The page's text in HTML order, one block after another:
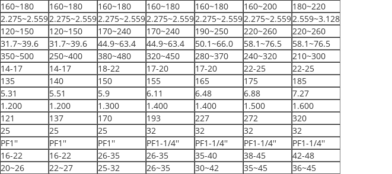
160~180 160~180 160~180 160~180 160~180 160~200
180~220
2.275~2.5592.275~2.5592.275~2.5592.275~2.5592.275~2.5592.275~2.5592.559~3.128
120~150 120~150 170~240 170~240 190~250 220~260
220~260
31.7~39.6 31.7~39.6 44.9~63.4 44.9~63.4 50.1~66.0 58.1~76.5
58.1~76.5
350~500 250~400 380~480 320~450 280~370 240~320
210~300
14-17 14-17 18-22 17-20 17-20 22-25
22-25
135 140 150 155 165 175
185
5.31 5.51 5.9 6.11 6.48 6.88
7.27
1.200 1.200 1.300 1.400 1.400 1.500
1.600
121 137 170 193 227 272
320
25 25 25 32 32 32
32
PF1'' PF1'' PF1'' PF1-1/4'' PF1-1/4'' PF1-1/4''
PF1-1/4''
16-22 16-22 26-35 26-35 35-40 38-45
42-48
20~26 22~27 25-32 26~35 30~42 35~45
36~45